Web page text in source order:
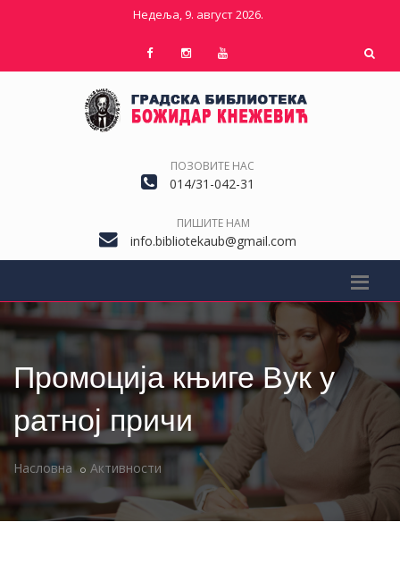
Недеља, 9. август 2026.
ПОЗОВИТЕ НАС
014/31-042-31
ПИШИТЕ НАМ
info.bibliotekaub@gmail.com
Промоција књиге Вук у
ратној причи
Насловна Активности